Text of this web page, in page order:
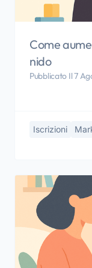
Come
nido
Pubblicato Il 7
Iscrizioni